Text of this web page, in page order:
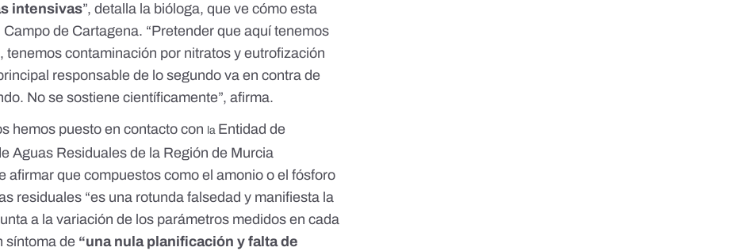
intensivas”, detalla la bióloga, que ve cómo esta
de Cartagena. “Pretender que aquí tenemos
tenemos contaminación por nitratos y eutrofización
responsable de lo segundo va en contra de
No se sostiene científicamente”, afirma.
hemos puesto en contacto con la Entidad de
Aguas Residuales de la Región de Murcia
afirmar que compuestos como el amonio o el fósforo
residuales “es una rotunda falsedad y manifiesta la
a la variación de los parámetros medidos en cada
síntoma de “una nula planificación y falta de